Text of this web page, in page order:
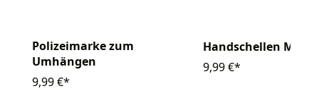
Polizeimarke zum
Umhängen
9,99 €*
Handschellen Metall
9,99 €*